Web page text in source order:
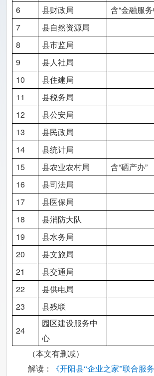
6
县财政局
含“金融服
7
县自然资源局
8
县市监局
9
县人社局
10
县住建局
11
县税务局
12
县公安局
13
县民政局
14
县统计局
15
县农业农村局
含“硒产办”
16
县司法局
17
县医保局
18
县消防大队
19
县水务局
20
县文旅局
21
县交通局
22
县供电局
23
县残联
24
园区建设服务中
心
（本文有删减）
解读：
《开阳县“企业之家”联合服